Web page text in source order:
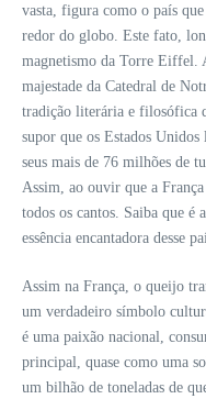
vasta, figura como o país
redor do globo. Este fato,
magnetismo da Torre Eiffel.
majestade da Catedral de
tradição literária e filosófica
supor que os Estados
seus mais de 76 milhões de
Assim, ao ouvir que a
todos os cantos. Saiba que é
essência encantadora desse
Assim na França, o queijo
um verdadeiro símbolo
é uma paixão nacional,
principal, quase como uma
um bilhão de toneladas de